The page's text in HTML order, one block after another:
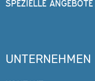
SPEZIELLE ANGEBOTE
UNTERNEHMEN